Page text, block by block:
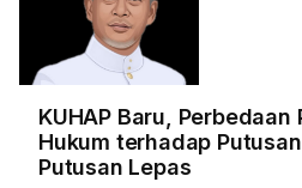
KUHAP Baru, Perbedaan
Hukum terhadap
Putusan Lepas